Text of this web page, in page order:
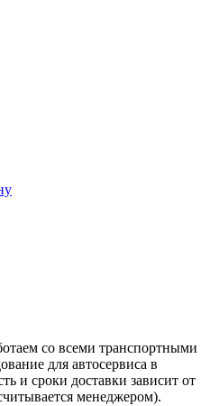
со всеми транспортными
для автосервиса в
и сроки доставки зависит от
менеджером).